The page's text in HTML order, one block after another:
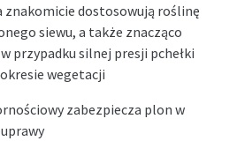
znakomicie dostosowują roślinę
siewu, a także znacząco
przypadku silnej presji pchełki
wegetacji
zabezpiecza plon w